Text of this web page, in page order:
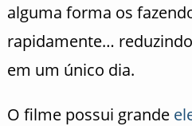
alguma forma os
rapidamente…
em um único dia.
O filme possui grande